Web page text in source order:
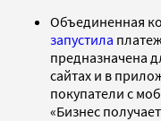
Объединенная
запустила
предназначена
сайтах и в
покупатели c
«Бизнес